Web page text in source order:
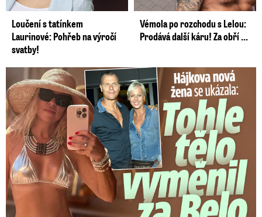
Loučení s tatínkem
Laurinové: Pohřeb na výročí
svatby!
Vémola po rozchodu s Lelou:
Prodává další káru! Za obří ...
Tohle tělo nahradilo Belo: Nová partnerka se ukázala...